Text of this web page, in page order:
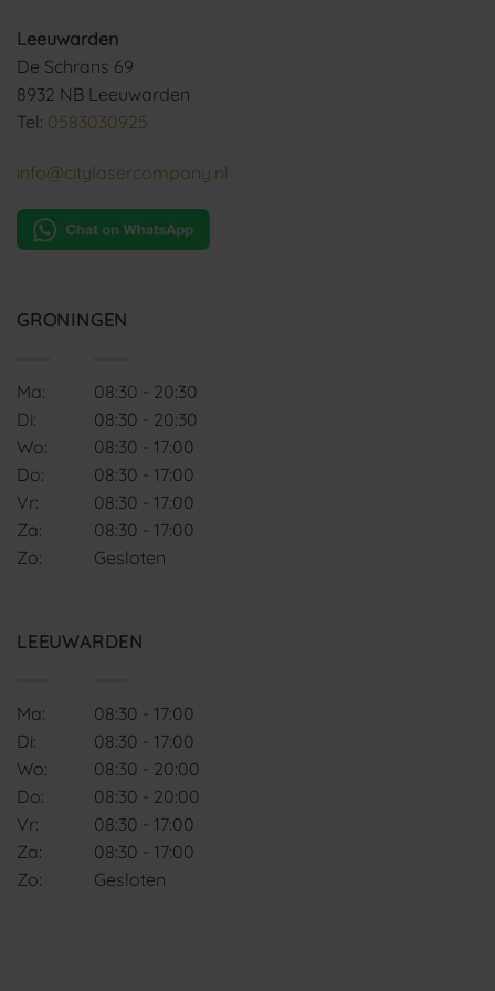
Leeuwarden
De Schrans 69
8932 NB Leeuwarden
Tel: 0583030925
info@citylasercompany.nl
GRONINGEN
Ma:
Di:
Wo:
Do:
Vr:
Za:
Zo:
08:30 - 20:30
08:30 - 20:30
08:30 - 17:00
08:30 - 17:00
08:30 - 17:00
08:30 - 17:00
Gesloten
LEEUWARDEN
Ma:
Di:
Wo:
Do:
Vr:
Za:
Zo:
08:30 - 17:00
08:30 - 17:00
08:30 - 20:00
08:30 - 20:00
08:30 - 17:00
08:30 - 17:00
Gesloten